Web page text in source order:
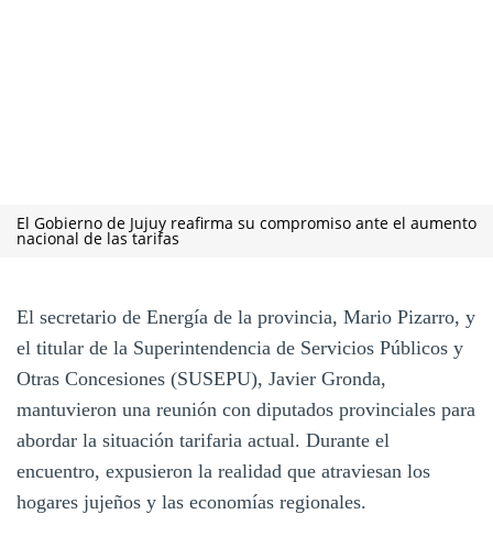
El Gobierno de Jujuy reafirma su compromiso ante el aumento
nacional de las tarifas
El secretario de Energía de la provincia, Mario Pizarro, y
el titular de la Superintendencia de Servicios Públicos y
Otras Concesiones (SUSEPU), Javier Gronda,
mantuvieron una reunión con diputados provinciales para
abordar la situación tarifaria actual. Durante el
encuentro, expusieron la realidad que atraviesan los
hogares jujeños y las economías regionales.